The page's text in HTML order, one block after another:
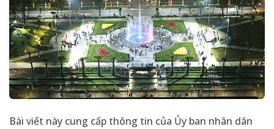
Bài viết này cung cấp thông tin của Ủy ban nhân dân